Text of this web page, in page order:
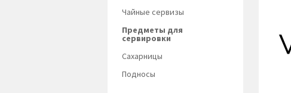
Чайные сервизы
Предметы для
сервировки
Сахарницы
Подносы